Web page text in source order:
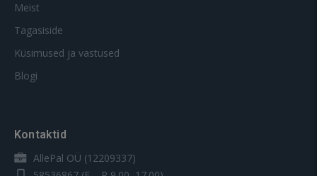
Meist
Tagasiside
Küsimused ja vastused
Blogi
Kontaktid
AllePal OÜ (12209337)